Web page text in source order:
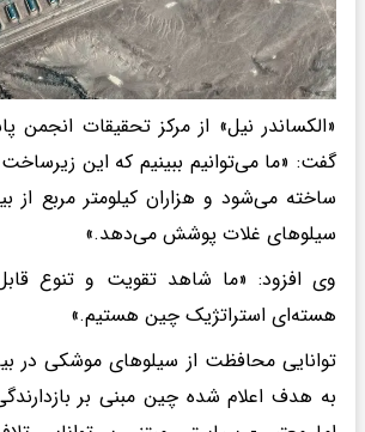
«الکساندر نیل» از مرکز تحقیقات انجمن
گفت: «ما می‌توانیم ببینیم که این
ساخته می‌شود و هزاران کیلومتر مربع از
سیلوهای غلات پوشش می‌دهد.»
وی افزود: «ما شاهد تقویت و تنوع قابل
هسته‌ای استراتژیک چین هستیم.»
توانایی محافظت از سیلوهای موشکی در
به هدف اعلام شده چین مبنی بر